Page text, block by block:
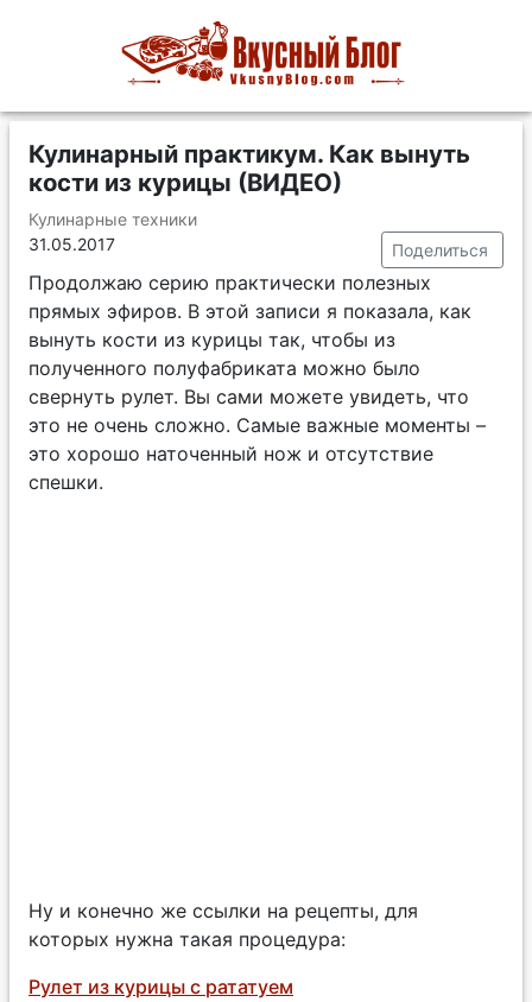
Кулинарный практикум. Как вынуть
кости из курицы (ВИДЕО)
Кулинарные техники
31.05.2017
Поделиться
Продолжаю серию практически полезных
прямых эфиров. В этой записи я показала, как
вынуть кости из курицы так, чтобы из
полученного полуфабриката можно было
свернуть рулет. Вы сами можете увидеть, что
это не очень сложно. Самые важные моменты –
это хорошо наточенный нож и отсутствие
спешки.
Ну и конечно же ссылки на рецепты, для
которых нужна такая процедура:
Рулет из курицы с рататуем